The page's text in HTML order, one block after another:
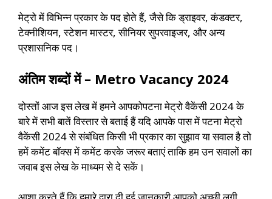
मेट्रो में विभिन्न प्रकार के पद होते हैं, जैसे कि ड्राइवर, कंडक्टर,
टेक्नीशियन, स्टेशन मास्टर, सीनियर सुपरवाइजर, और अन्य
प्रशासनिक पद।
अंतिम शब्दों में – Metro Vacancy 2024
दोस्तों आज इस लेख में हमने आपकोपटना मेट्रो वैकेंसी 2024 के
बारे में सभी बातें विस्तार से बताई हैं यदि आपके पास में पटना मेट्रो
वैकेंसी 2024 से संबंधित किसी भी प्रकार का सुझाव या सवाल है तो
हमें कमेंट बॉक्स में कमेंट करके जरूर बताएं ताकि हम उन सवालों का
जवाब इस लेख के माध्यम से दे सकें।